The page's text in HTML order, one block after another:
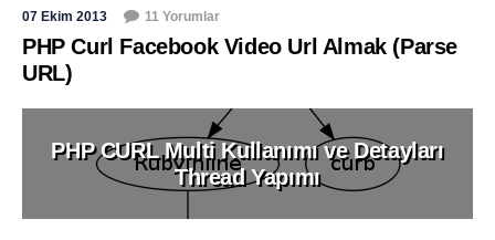
07 Ekim 2013 11 Yorumlar
PHP Curl Facebook Video Url Almak (Parse
URL)
PHP CURL Multi Kullanımı ve Detayları
Thread Yapımı